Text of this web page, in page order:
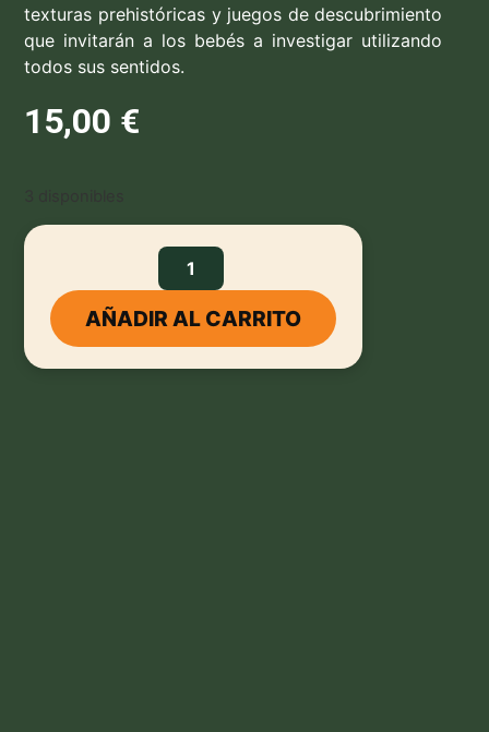
texturas prehistóricas y juegos de descubrimiento
que invitarán a los bebés a investigar utilizando
todos sus sentidos.
15,00 €
AÑADIR AL CARRITO